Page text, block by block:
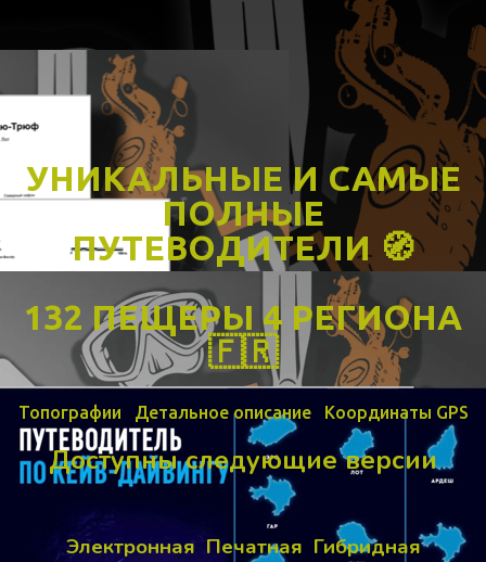
УНИКАЛЬНЫЕ И САМЫЕ
ПОЛНЫЕ
ПУТЕВОДИТЕЛИ 🧭
132 ПЕЩЕРЫ 4 РЕГИОНА
🇫🇷
Топографии Детальное описание Координаты GPS
Доступны следующие версии
Электронная Печатная Гибридная